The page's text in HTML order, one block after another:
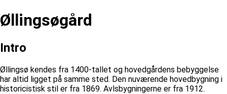
Øllingsøgård
Intro
Øllingsø kendes fra 1400-tallet og hovedgårdens bebyggelse
har altid ligget på samme sted. Den nuværende hovedbygning i
historicistisk stil er fra 1869. Avlsbygningerne er fra 1912.